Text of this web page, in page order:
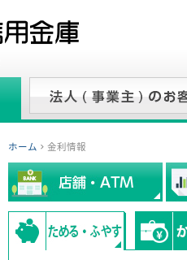
ホーム 金利情報